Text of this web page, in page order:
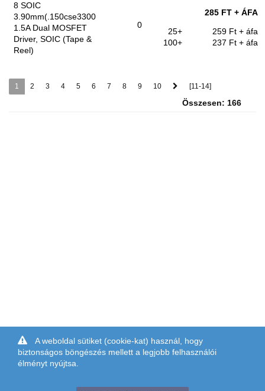
8 SOIC
3.90mm(.150cse3300
1.5A Dual MOSFET
Driver, SOIC (Tape &
Reel)
0
285 FT + ÁFA
25+
259 Ft + áfa
100+
237 Ft + áfa
1 2 3 4 5 6 7 8 9 10 [11-14]
Összesen: 166
A weboldal sütiket (cookie-kat) használ, hogy
biztonságos böngészés mellett a legjobb felhasználói
élményt nyújtsa.